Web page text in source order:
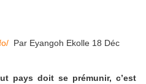
Par Eyangoh Ekolle 18 Déc
pays doit se prémunir, c’est